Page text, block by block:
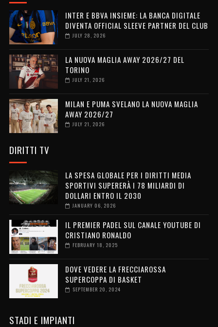
INTER E BBVA INSIEME: LA BANCA DIGITALE
DIVENTA OFFICIAL SLEEVE PARTNER DEL CLUB
JULY 28, 2026
LA NUOVA MAGLIA AWAY 2026/27 DEL
TORINO
JULY 21, 2026
MILAN E PUMA SVELANO LA NUOVA MAGLIA
AWAY 2026/27
JULY 21, 2026
DIRITTI TV
LA SPESA GLOBALE PER I DIRITTI MEDIA
SPORTIVI SUPERERÀ I 78 MILIARDI DI
DOLLARI ENTRO IL 2030
JANUARY 06, 2026
IL PREMIER PADEL SUL CANALE YOUTUBE DI
CRISTIANO RONALDO
FEBRUARY 18, 2025
DOVE VEDERE LA FRECCIAROSSA
SUPERCOPPA DI BASKET
SEPTEMBER 20, 2024
STADI E IMPIANTI